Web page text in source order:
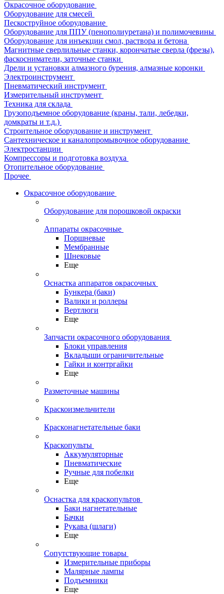
Окрасочное оборудование
Оборудование для смесей
Пескоструйное оборудование
Оборудование для ППУ (пенополиуретана) и полимочевины
Оборудование для инъекции смол, раствора и бетона
Магнитные сверлильные станки, корончатые сверла (фрезы),
фаскосниматели, заточные станки
Дрели и установки алмазного бурения, алмазные коронки
Электроинструмент
Пневматический инструмент
Измерительный инструмент
Техника для склада
Грузоподъемное оборудование (краны, тали, лебедки,
домкраты и т.д.)
Строительное оборудование и инструмент
Сантехническое и каналопромывочное оборудование
Электростанции
Компрессоры и подготовка воздуха
Отопительное оборудование
Прочее
Окрасочное оборудование
Оборудование для порошковой окраски
Аппараты окрасочные
Поршневые
Мембранные
Шнековые
Еще
Оснастка аппаратов окрасочных
Бункера (баки)
Валики и роллеры
Вертлюги
Еще
Запчасти окрасочного оборудования
Блоки управления
Вкладыши ограничительные
Гайки и контргайки
Еще
Разметочные машины
Краскоизмельчители
Красконагнетательные баки
Краскопульты
Аккумуляторные
Пневматические
Ручные для побелки
Еще
Оснастка для краскопультов
Баки нагнетательные
Бачки
Рукава (шлаги)
Еще
Сопутствующие товары
Измерительные приборы
Малярные лампы
Подъемники
Еще